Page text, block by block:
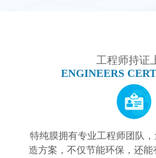
工程师持证
ENGINEERS
特纯膜拥有专业工程师团队
造方案，不仅节能环保，还能